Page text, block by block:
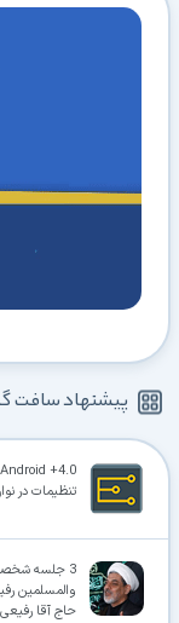
پیشنهاد سافت گذر
Android +4.0
تنظیمات در نوار
3 جلسه شخصیت
والمسلمین
حاج آقا